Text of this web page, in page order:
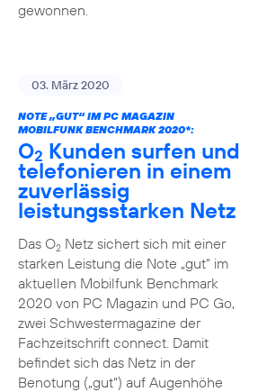
gewonnen.
03. März 2020
NOTE „GUT“ IM PC MAGAZIN
MOBILFUNK BENCHMARK 2020*:
O2 Kunden surfen und
telefonieren in einem
zuverlässig
leistungsstarken Netz
Das O2Netz sichert sich mit einer
starken Leistung die Note „gut“ im
aktuellen Mobilfunk Benchmark
2020 von PC Magazin und PC Go,
zwei Schwestermagazine der
Fachzeitschrift connect. Damit
befindet sich das Netz in der
Benotung („gut“) auf Augenhöhe